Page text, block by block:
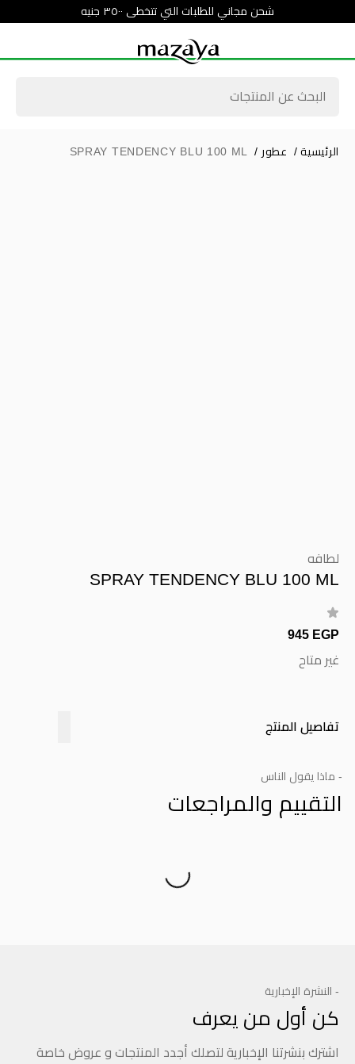
شحن مجاني للطلبات التي تتخطى ٣٥٠٠ جنيه
الرئيسية / عطور /
SPRAY TENDENCY BLU 100 ML
لطافه
SPRAY TENDENCY BLU 100 ML
945 EGP
غير متاح
تفاصيل المنتج
- ماذا يقول الناس
التقييم والمراجعات
- النشرة الإخبارية
كن أول من يعرف
اشترك بنشرتنا الإخبارية لتصلك أجدد المنتجات و عروض خاصة